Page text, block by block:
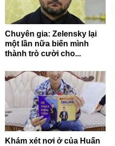
Chuyên gia: Zelensky lại
một lần nữa biến mình
thành trò cười cho...
Khám xét nơi ở của Huấn